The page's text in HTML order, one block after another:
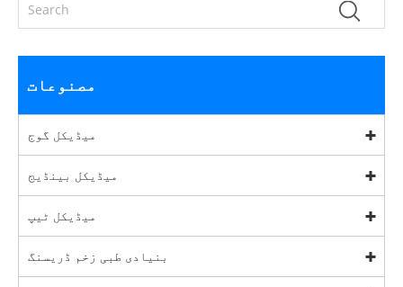
مصنوعات
میڈیکل گوج
میڈیکل بینڈیج
میڈیکل ٹیپ
بنیادی طبی زخم ڈریسنگ